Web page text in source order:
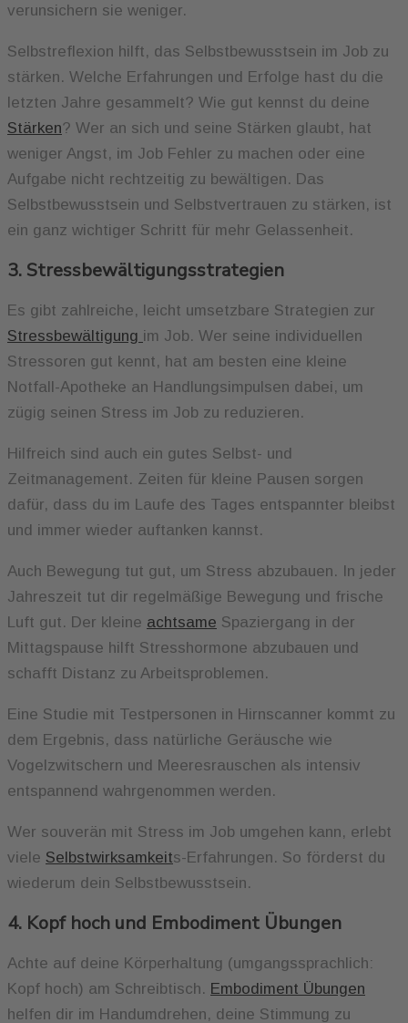
verunsichern sie weniger.
Selbstreflexion hilft, das Selbstbewusstsein im Job zu
stärken. Welche Erfahrungen und Erfolge hast du die
letzten Jahre gesammelt? Wie gut kennst du deine
Stärken? Wer an sich und seine Stärken glaubt, hat
weniger Angst, im Job Fehler zu machen oder eine
Aufgabe nicht rechtzeitig zu bewältigen. Das
Selbstbewusstsein und Selbstvertrauen zu stärken, ist
ein ganz wichtiger Schritt für mehr Gelassenheit.
3. Stressbewältigungsstrategien
Es gibt zahlreiche, leicht umsetzbare Strategien zur
Stressbewältigung im Job. Wer seine individuellen
Stressoren gut kennt, hat am besten eine kleine
Notfall-Apotheke an Handlungsimpulsen dabei, um
zügig seinen Stress im Job zu reduzieren.
Hilfreich sind auch ein gutes Selbst- und
Zeitmanagement. Zeiten für kleine Pausen sorgen
dafür, dass du im Laufe des Tages entspannter bleibst
und immer wieder auftanken kannst.
Auch Bewegung tut gut, um Stress abzubauen. In jeder
Jahreszeit tut dir regelmäßige Bewegung und frische
Luft gut. Der kleine achtsame Spaziergang in der
Mittagspause hilft Stresshormone abzubauen und
schafft Distanz zu Arbeitsproblemen.
Eine Studie mit Testpersonen in Hirnscanner kommt zu
dem Ergebnis, dass natürliche Geräusche wie
Vogelzwitschern und Meeresrauschen als intensiv
entspannend wahrgenommen werden.
Wer souverän mit Stress im Job umgehen kann, erlebt
viele Selbstwirksamkeits-Erfahrungen. So förderst du
wiederum dein Selbstbewusstsein.
4. Kopf hoch und Embodiment Übungen
Achte auf deine Körperhaltung (umgangssprachlich:
Kopf hoch) am Schreibtisch. Embodiment Übungen
helfen dir im Handumdrehen, deine Stimmung zu